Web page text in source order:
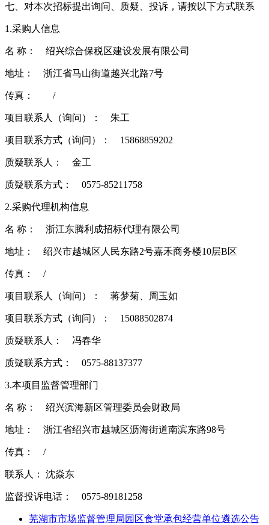
七、对本次招标提出询问、质疑、投诉，请按以下方式联系
1.采购人信息
名 称： 绍兴综合保税区建设发展有限公司
地址： 浙江省马山街道越兴北路7号
传真： /
项目联系人（询问）： 朱工
项目联系方式（询问）： 15868859202
质疑联系人： 金工
质疑联系方式： 0575-85211758
2.采购代理机构信息
名 称： 浙江东腾利成招标代理有限公司
地址： 绍兴市越城区人民东路2号嘉禾商务楼10层B区
传真： /
项目联系人（询问）： 蒋梦菊、周玉如
项目联系方式（询问）： 15088502874
质疑联系人： 冯春华
质疑联系方式： 0575-88137377
3.本项目监督管理部门
名 称： 绍兴滨海新区管理委员会财政局
地址： 浙江省绍兴市越城区沥海街道南滨东路98号
传真： /
联系人： 沈焱东
监督投诉电话： 0575-89181258
芜湖市市场监督管理局园区食堂承包经营单位遴选公告